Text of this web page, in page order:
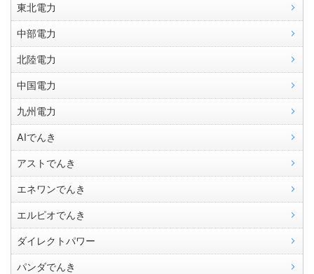
東北電力
中部電力
北陸電力
中国電力
九州電力
AIでんき
アストでんき
エネワンでんき
エルピオでんき
ダイレクトパワー
パンダでんき